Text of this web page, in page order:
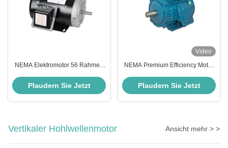
NEMA Elektromotor 56 Rahmen
Hocheffizienzmotor
Plaudern Sie Jetzt
Video
NEMA Premium Efficiency Motor
Wechselstromdreiphasenmotor
Plaudern Sie Jetzt
Vertikaler Hohlwellenmotor Ansicht mehr > >